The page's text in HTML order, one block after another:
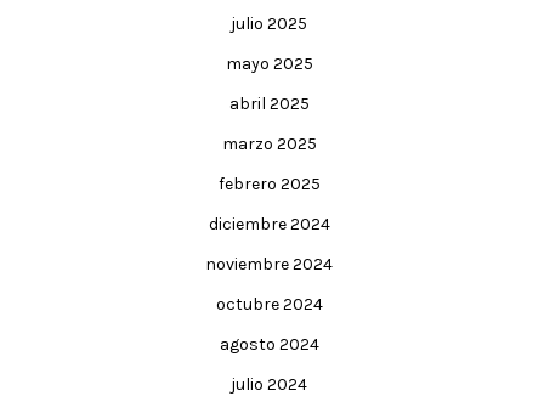
julio 2025
mayo 2025
abril 2025
marzo 2025
febrero 2025
diciembre 2024
noviembre 2024
octubre 2024
agosto 2024
julio 2024